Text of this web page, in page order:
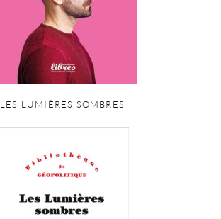
LES LUMIÈRES SOMBRES